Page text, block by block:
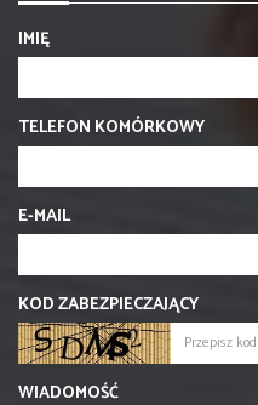
IMIĘ
TELEFON KOMÓRKOWY
E-MAIL
KOD ZABEZPIECZAJĄCY
WIADOMOŚĆ